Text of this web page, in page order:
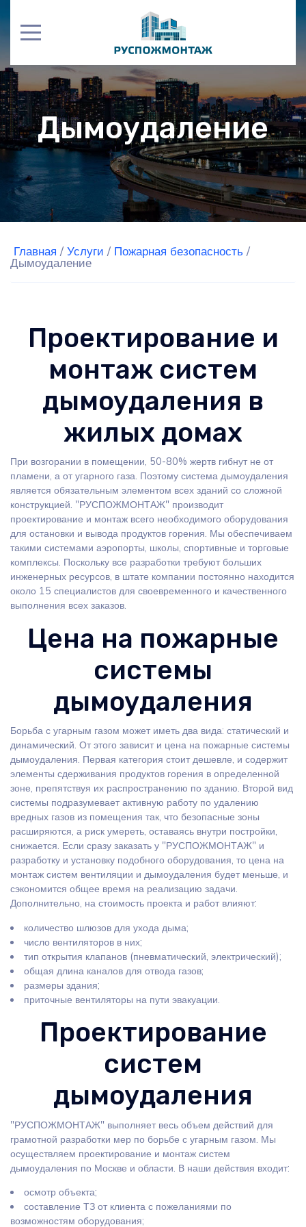
Дымоудаление
Главная / Услуги / Пожарная безопасность /
Дымоудаление
Проектирование и
монтаж систем
дымоудаления в
жилых домах
При возгорании в помещении, 50-80% жертв гибнут не от
пламени, а от угарного газа. Поэтому система дымоудаления
является обязательным элементом всех зданий со сложной
конструкцией. "РУСПОЖМОНТАЖ" производит
проектирование и монтаж всего необходимого оборудования
для остановки и вывода продуктов горения. Мы обеспечиваем
такими системами аэропорты, школы, спортивные и торговые
комплексы. Поскольку все разработки требуют больших
инженерных ресурсов, в штате компании постоянно находится
около 15 специалистов для своевременного и качественного
выполнения всех заказов.
Цена на пожарные
системы
дымоудаления
Борьба с угарным газом может иметь два вида: статический и
динамический. От этого зависит и цена на пожарные системы
дымоудаления. Первая категория стоит дешевле, и содержит
элементы сдерживания продуктов горения в определенной
зоне, препятствуя их распространению по зданию. Второй вид
системы подразумевает активную работу по удалению
вредных газов из помещения так, что безопасные зоны
расширяются, а риск умереть, оставаясь внутри постройки,
снижается. Если сразу заказать у "РУСПОЖМОНТАЖ" и
разработку и установку подобного оборудования, то цена на
монтаж систем вентиляции и дымоудаления будет меньше, и
сэкономится общее время на реализацию задачи.
Дополнительно, на стоимость проекта и работ влияют:
количество шлюзов для ухода дыма;
число вентиляторов в них;
тип открытия клапанов (пневматический, электрический);
общая длина каналов для отвода газов;
размеры здания;
приточные вентиляторы на пути эвакуации.
Проектирование
систем
дымоудаления
"РУСПОЖМОНТАЖ" выполняет весь объем действий для
грамотной разработки мер по борьбе с угарным газом. Мы
осуществляем проектирование и монтаж систем
дымоудаления по Москве и области. В наши действия входит:
осмотр объекта;
составление ТЗ от клиента с пожеланиями по
возможностям оборудования;